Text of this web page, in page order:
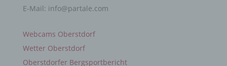
E-Mail: info@partale.com
Webcams Oberstdorf
Wetter Oberstdorf
Oberstdorfer Bergsportbericht
Deutschland